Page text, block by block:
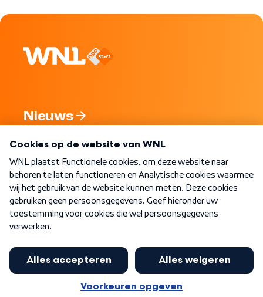
Nieuws
Nieuwsbrief
Word Lid